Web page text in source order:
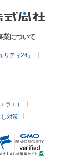
業について
ティ24」
ラエ）
対策